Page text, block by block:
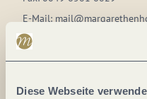
Diese Webseite
E-Mail:
Webseite:
Anreise planen